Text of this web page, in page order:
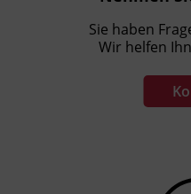
Sie haben
Wir helfen